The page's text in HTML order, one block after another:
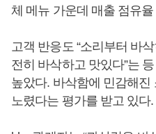
체 메뉴 가운데 매출 점유
고객 반응도 “소리부터 바
전히 바삭하고 맛있다”는
높았다. 바삭함에 민감해진
노렸다는 평가를 받고 있다.